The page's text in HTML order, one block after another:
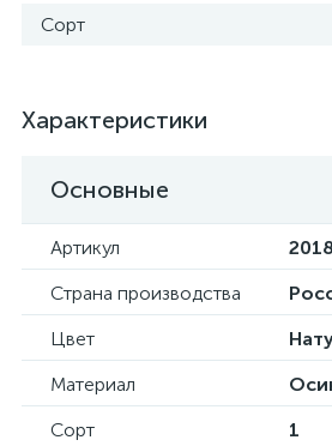
Сорт
Характеристики
Основные
Артикул
Страна производства
Цвет
Материал
Сорт
1